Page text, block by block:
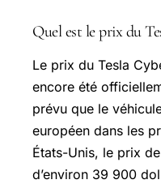
Quel est le prix du
Le prix du Tesla
encore été
prévu que le
européen dans les
États-Unis, le prix
d’environ 39 900